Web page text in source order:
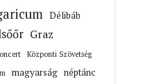
Délibáb
Graz
Központi Szövetség
magyarság néptánc